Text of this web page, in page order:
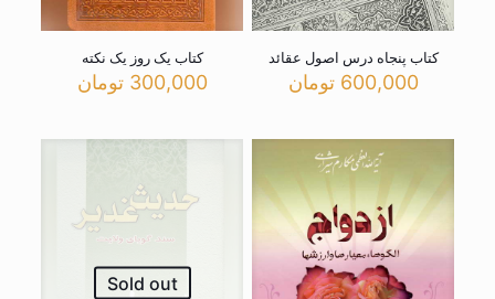
کتاب پنجاه درس اصول عقائد
600,000 تومان
کتاب یک روز یک نکته
300,000 تومان
Sold out